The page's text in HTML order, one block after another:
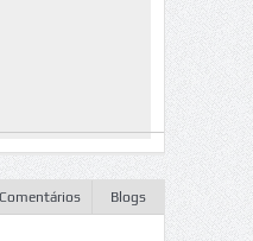
Comentários Blogs